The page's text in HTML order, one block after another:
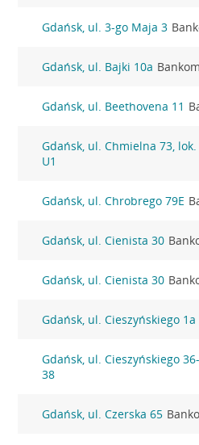
Gdańsk, ul. 3-go Maja 3
Gdańsk, ul. Bajki 10a
Gdańsk, ul. Beethovena 11
Gdańsk, ul. Chmielna 73, lok.
U1
Gdańsk, ul. Chrobrego 79E
Gdańsk, ul. Cienista 30
Gdańsk, ul. Cienista 30
Gdańsk, ul. Cieszyńskiego 1a
Gdańsk, ul. Cieszyńskiego 36-
38
Gdańsk, ul. Czerska 65